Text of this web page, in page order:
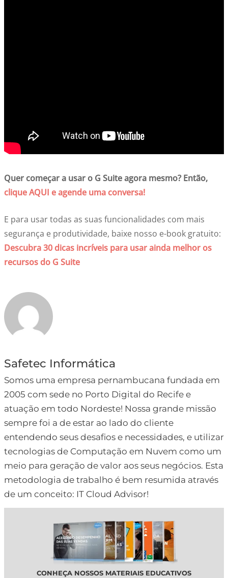
Quer começar a usar o G Suite agora mesmo? Então,
clique AQUI e agende uma conversa!
E para usar todas as suas funcionalidades com mais
segurança e produtividade, baixe nosso e-book gratuito:
Descubra 30 dicas incríveis para usar ainda melhor os
recursos do G Suite
Safetec Informática
Somos uma empresa pernambucana fundada em
2005 com sede no Porto Digital do Recife e
atuação em todo Nordeste! Nossa grande missão
sempre foi a de estar ao lado do cliente
entendendo seus desafios e necessidades, e utilizar
tecnologias de Computação em Nuvem como um
meio para geração de valor aos seus negócios. Esta
metodologia de trabalho é bem resumida através
de um conceito: IT Cloud Advisor!
CONHEÇA NOSSOS MATERIAIS EDUCATIVOS